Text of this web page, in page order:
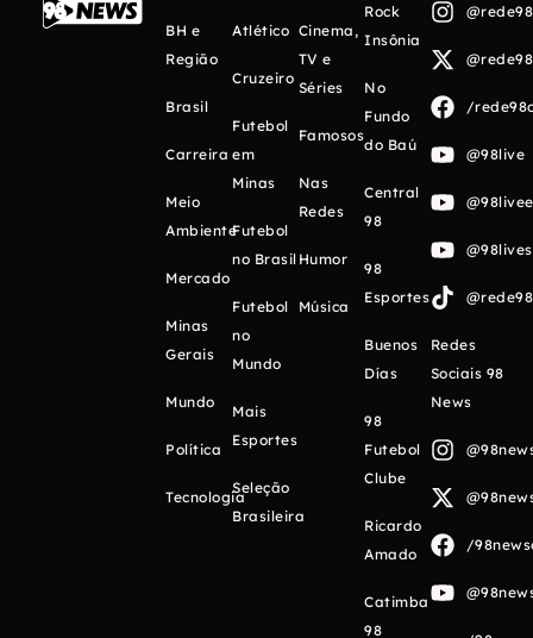
BH e
Região
Brasil
Carreira
Meio
Ambiente
Mercado
Minas
Gerais
Mundo
Política
Tecnologia
Atlético
Cruzeiro
Futebol
em
Minas
Futebol
no Brasil
Futebol
no
Mundo
Mais
Esportes
Seleção
Brasileira
Cinema,
TV e
Séries
Famosos
Nas
Redes
Humor
Música
Rock
Insônia
No
Fundo
do Baú
Central
98
98
Esportes
Buenos
Días
98
Futebol
Clube
Ricardo
Amado
Catimba
98
/
@98live
Redes
Sociais 98
News
/